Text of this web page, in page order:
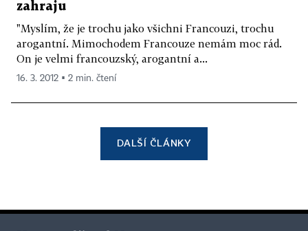
zahraju
"Myslím, že je trochu jako všichni Francouzi, trochu
arogantní. Mimochodem Francouze nemám moc rád.
On je velmi francouzský, arogantní a...
16. 3. 2012 ▪ 2 min. čtení
DALŠÍ ČLÁNKY